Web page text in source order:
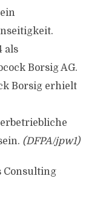
als
Borsig AG.
Borsig erhielt
(DFPA/jpw1)
Consulting